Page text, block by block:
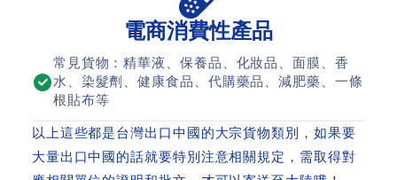
電商消費性產品
常見貨物：精華液、保養品、化妝品、面膜、香
水、染髮劑、健康食品、代購藥品、減肥藥、一條
根貼布等
以上這些都是台灣出口中國的大宗貨物類別，如果要
大量出口中國的話就要特別注意相關規定，需取得對